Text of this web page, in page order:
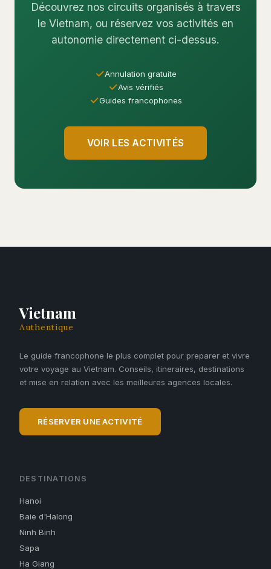
Découvrez nos circuits organisés à travers
le Vietnam, ou réservez vos activités en
autonomie directement ci-dessus.
Annulation gratuite
Avis vérifiés
Guides francophones
VOIR LES ACTIVITÉS
Vietnam
Authentique
Le guide francophone le plus complet pour preparer et vivre
votre voyage au Vietnam. Conseils, itineraires, destinations
et mise en relation avec les meilleures agences locales.
RÉSERVER UNE ACTIVITÉ
DESTINATIONS
Hanoi
Baie d'Halong
Ninh Binh
Sapa
Ha Giang